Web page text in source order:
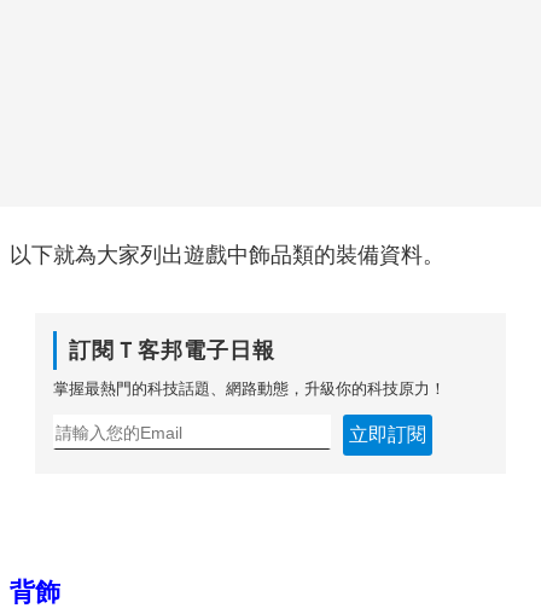
以下就為大家列出遊戲中飾品類的裝備資料。
訂閱Ｔ客邦電子日報
掌握最熱門的科技話題、網路動態，升級你的科技原力！
立即訂閱
背飾